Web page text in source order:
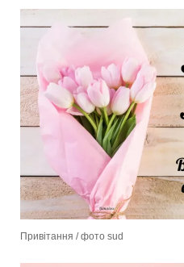
Привітання / фото sud